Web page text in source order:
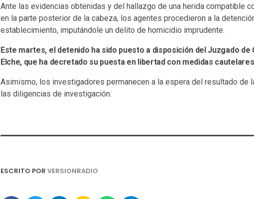
Ante las evidencias obtenidas y del hallazgo de una herida compatible
en la parte posterior de la cabeza, los agentes procedieron a la
establecimiento, imputándole un delito de homicidio imprudente.
Este martes, el detenido ha sido puesto a disposición del Juzgado de
Elche, que ha decretado su puesta en libertad con medidas
Asimismo, los investigadores permanecen a la espera del resultado de
las diligencias de investigación.
ESCRITO POR VERSIONRADIO